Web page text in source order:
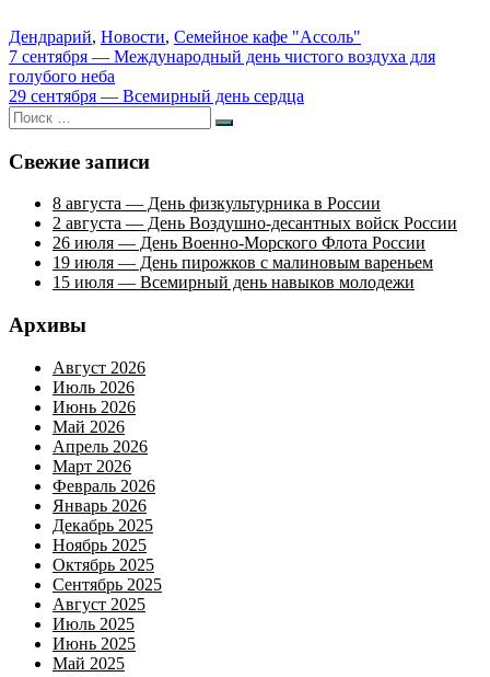
Дендрарий, Новости, Семейное кафе "Ассоль"
Навигация
по
записям
7 сентября — Международный день чистого воздуха для
голубого неба
29 сентября — Всемирный день сердца
Искать:
Поиск
Свежие записи
8 августа — День физкультурника в России
2 августа — День Воздушно-десантных войск России
26 июля — День Военно-Морского Флота России
19 июля — День пирожков с малиновым вареньем
15 июля — Всемирный день навыков молодежи
Архивы
Август 2026
Июль 2026
Июнь 2026
Май 2026
Апрель 2026
Март 2026
Февраль 2026
Январь 2026
Декабрь 2025
Ноябрь 2025
Октябрь 2025
Сентябрь 2025
Август 2025
Июль 2025
Июнь 2025
Май 2025